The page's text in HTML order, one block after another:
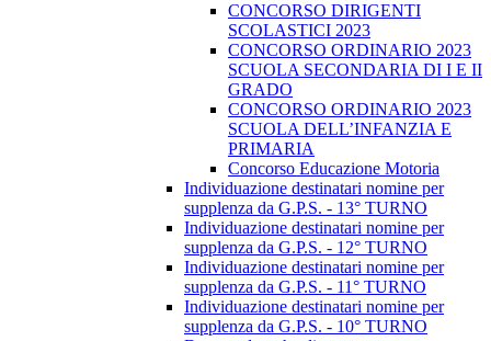
CONCORSO DIRIGENTI
SCOLASTICI 2023
CONCORSO ORDINARIO 2023
SCUOLA SECONDARIA DI I E II
GRADO
CONCORSO ORDINARIO 2023
SCUOLA DELL’INFANZIA E
PRIMARIA
Concorso Educazione Motoria
Individuazione destinatari nomine per
supplenza da G.P.S. - 13° TURNO
Individuazione destinatari nomine per
supplenza da G.P.S. - 12° TURNO
Individuazione destinatari nomine per
supplenza da G.P.S. - 11° TURNO
Individuazione destinatari nomine per
supplenza da G.P.S. - 10° TURNO